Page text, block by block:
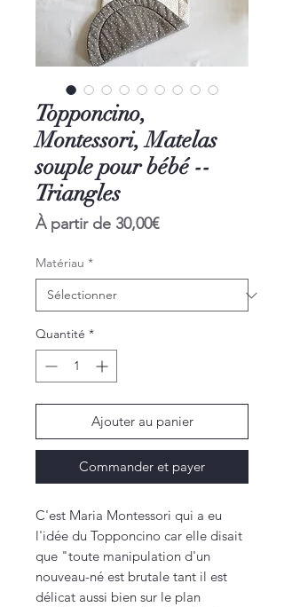
Topponcino,
Montessori, Matelas
souple pour bébé --
Triangles
À partir de 30,00€Prix
Matériau *
Quantité *
Ajouter au panier
Commander et payer
C'est Maria Montessori qui a eu
l'idée du Topponcino car elle disait
que "toute manipulation d'un
nouveau-né est brutale tant il est
délicat aussi bien sur le plan